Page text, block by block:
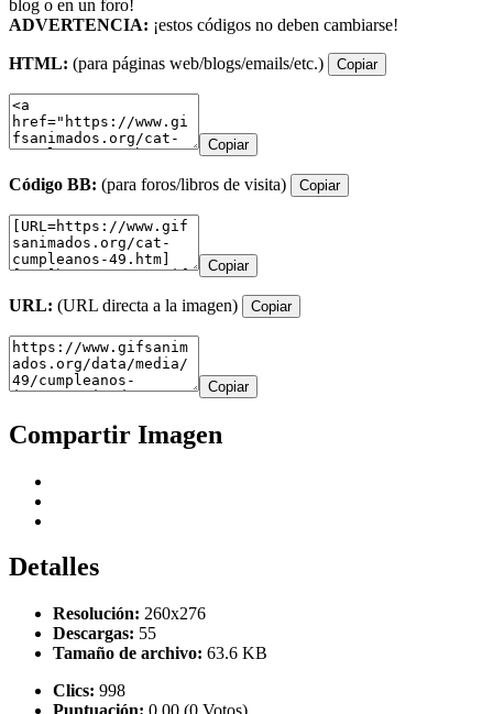
blog o en un foro!
ADVERTENCIA: ¡estos códigos no deben cambiarse!
HTML: (para páginas web/blogs/emails/etc.) Copiar
Copiar
Código BB: (para foros/libros de visita) Copiar
Copiar
URL: (URL directa a la imagen) Copiar
Copiar
Compartir Imagen
Detalles
Resolución: 260x276
Descargas: 55
Tamaño de archivo: 63.6 KB
Clics: 998